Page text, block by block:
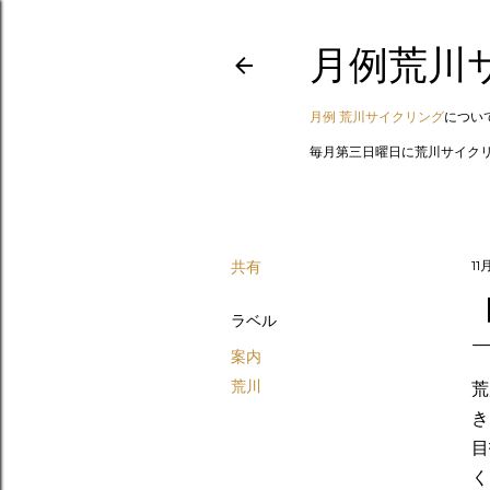
月例荒川
月例 荒川サイクリングについ
毎月第三日曜日に荒川サイク
共有
ラベル
案内
荒川
11